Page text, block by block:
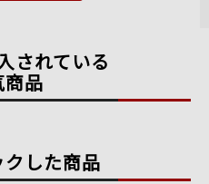
されている
商品
した商品